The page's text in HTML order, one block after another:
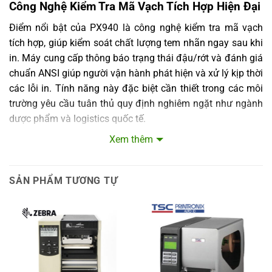
động
Nhiệt độ
bảo
quản
-20°C đến +70°C (-4°F đến +152°F)
Độ ẩm
quản
20% – 85% (không ngưng tụ)
Công nghệ Edge Intelligence cho phân tích dự đoán;
Tự động kiểm tra và xác minh nhãn lỗi bằng công
nghệ tích hợp; Độ chính xác in đăng ký +/- 0.2 mm;
Hỗ trợ in ấn trên mạng (Honeywell Printer Edge
Ứng
dụng
Công nghiệp ô tô, kho vận, y tế, sản xuất và quản lý
Đường
cuộn vật
213 mm (8.38 inch)
Công Nghệ Kiểm Tra Mã Vạch Tích Hợp Hiện Đại
Điểm nổi bật của PX940 là công nghệ kiểm tra mã vạch
tích hợp, giúp kiểm soát chất lượng tem nhãn ngay sau khi
in. Máy cung cấp thông báo trạng thái đậu/rớt và đánh giá
chuẩn ANSI giúp người vận hành phát hiện và xử lý kịp thời
các lỗi in. Tính năng này đặc biệt cần thiết trong các môi
trường yêu cầu tuân thủ quy định nghiêm ngặt như ngành
dược phẩm và logistics quốc tế.
Thiết Kế Thân Thiện, Dễ Dàng Vận Hành và Bảo
Honeywell PX940 được trang bị màn hình cảm ứng màu
người dùng dễ dàng thao tác và thay vật liệu in. Tích hợp
công nghệ in thông minh cho phép cấu hình và in ấn trực
tiếp mà không cần kết nối máy chủ, tiết kiệm thời gian và
tăng hiệu quả công việc. Bên cạnh đó, chi tiết cơ khí bằng
Xem thêm
SẢN PHẨM TƯƠNG TỰ